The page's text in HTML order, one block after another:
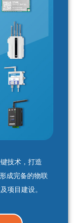
技术，打造
成完备的物联
项目建设。